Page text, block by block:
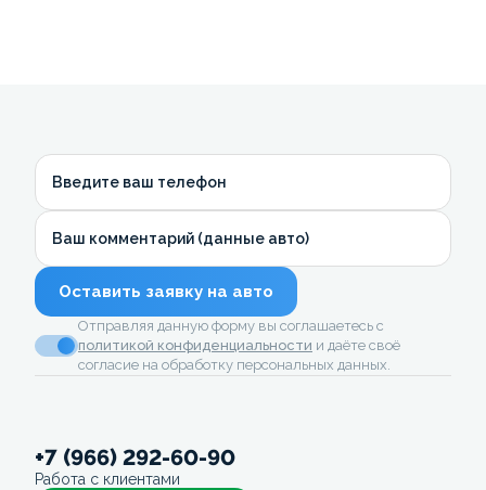
Введите ваш телефон
Ваш комментарий (данные авто)
Оставить заявку на авто
Отправляя данную форму вы соглашаетесь с
политикой конфиденциальности и даёте своё
согласие на обработку персональных данных.
+7 (966) 292-60-90
Работа с клиентами